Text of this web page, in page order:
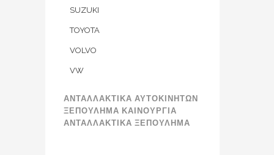
SUZUKI
TOYOTA
VOLVO
VW
ΑΝΤΑΛΛΑΚΤΙΚΑ ΑΥΤΟΚΙΝΗΤΩΝ
ΞΕΠΟΥΛΗΜΑ ΚΑΙΝΟΥΡΓΙΑ
ΑΝΤΑΛΛΑΚΤΙΚΑ ΞΕΠΟΥΛΗΜΑ